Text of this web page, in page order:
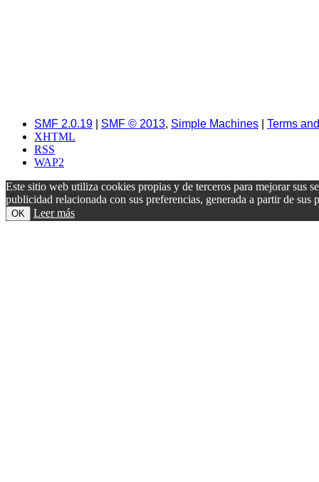
SMF 2.0.19 SMF © 2013, Simple Machines
Terms
XHTML
RSS
WAP2
Este sitio web utiliza cookies propias y de terceros para mejorar sus
publicidad relacionada con sus preferencias, generada a partir de
OK Leer más